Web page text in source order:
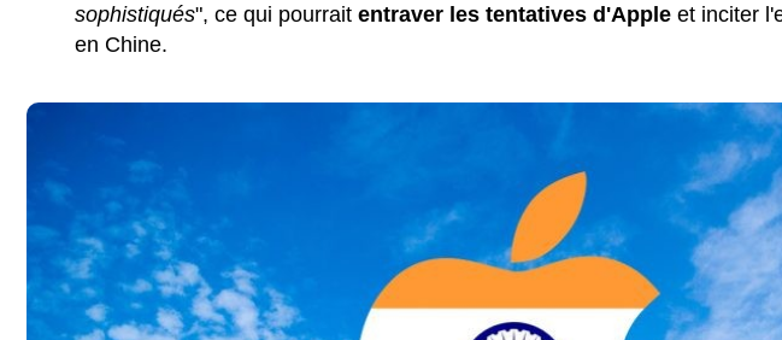
sophistiqués", ce qui pourrait entraver les tentatives d'Apple et inciter
en Chine.